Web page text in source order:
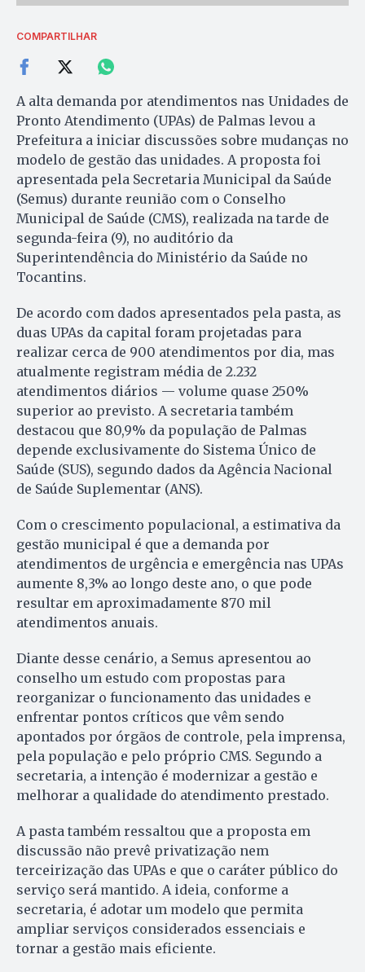
COMPARTILHAR
A alta demanda por atendimentos nas Unidades de
Pronto Atendimento (UPAs) de Palmas levou a
Prefeitura a iniciar discussões sobre mudanças no
modelo de gestão das unidades. A proposta foi
apresentada pela Secretaria Municipal da Saúde
(Semus) durante reunião com o Conselho
Municipal de Saúde (CMS), realizada na tarde de
segunda-feira (9), no auditório da
Superintendência do Ministério da Saúde no
Tocantins.
De acordo com dados apresentados pela pasta, as
duas UPAs da capital foram projetadas para
realizar cerca de 900 atendimentos por dia, mas
atualmente registram média de 2.232
atendimentos diários — volume quase 250%
superior ao previsto. A secretaria também
destacou que 80,9% da população de Palmas
depende exclusivamente do Sistema Único de
Saúde (SUS), segundo dados da Agência Nacional
de Saúde Suplementar (ANS).
Com o crescimento populacional, a estimativa da
gestão municipal é que a demanda por
atendimentos de urgência e emergência nas UPAs
aumente 8,3% ao longo deste ano, o que pode
resultar em aproximadamente 870 mil
atendimentos anuais.
Diante desse cenário, a Semus apresentou ao
conselho um estudo com propostas para
reorganizar o funcionamento das unidades e
enfrentar pontos críticos que vêm sendo
apontados por órgãos de controle, pela imprensa,
pela população e pelo próprio CMS. Segundo a
secretaria, a intenção é modernizar a gestão e
melhorar a qualidade do atendimento prestado.
A pasta também ressaltou que a proposta em
discussão não prevê privatização nem
terceirização das UPAs e que o caráter público do
serviço será mantido. A ideia, conforme a
secretaria, é adotar um modelo que permita
ampliar serviços considerados essenciais e
tornar a gestão mais eficiente.